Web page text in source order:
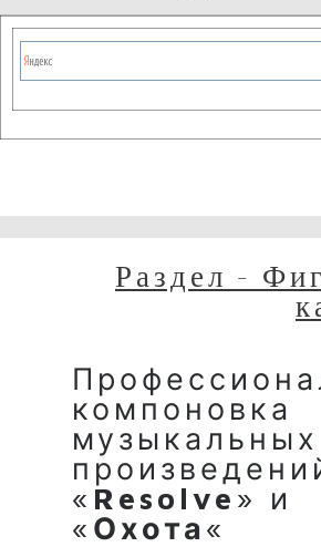
Раздел -
компоновка
музыкальных
« Resolve » и
« Охота «